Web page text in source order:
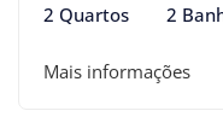
2 Quartos 2
Mais informações